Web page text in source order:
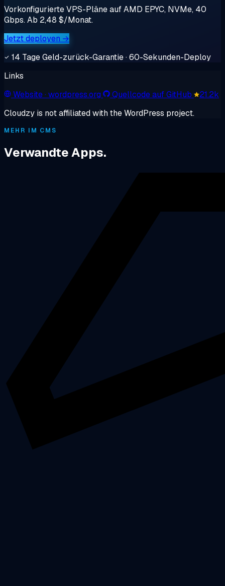
Vorkonfigurierte VPS-Pläne auf AMD EPYC, NVMe, 40
Gbps. Ab 2,48 $/Monat.
Jetzt deployen →
14 Tage Geld-zurück-Garantie · 60-Sekunden-Deploy
Links
Website· wordpress.org Quellcode auf GitHub
21.2k
Cloudzy is not affiliated with the WordPress project.
MEHR IM CMS
Verwandte Apps.